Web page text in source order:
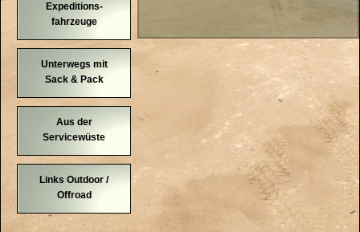
Expeditions-
fahrzeuge
Unterwegs mit
Sack & Pack
Aus der
Servicewüste
Links Outdoor /
Offroad